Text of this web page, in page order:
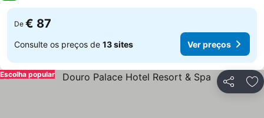
De € 87
Consulte os preços de 13 sites Ver preços
Partilhar
Escolha popular